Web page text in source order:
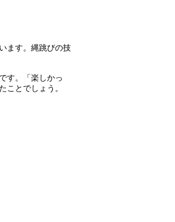
ます。縄跳びの技
す。「楽しかっ
ことでしょう。